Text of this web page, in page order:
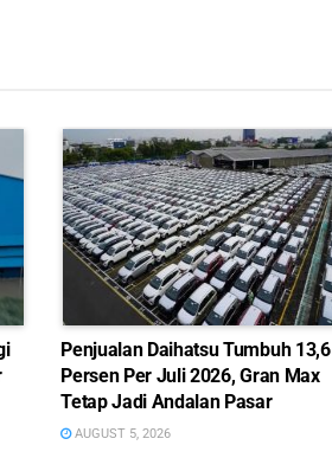
Penjualan Daihatsu Tumbuh 13,6
Persen Per Juli 2026, Gran Max
Tetap Jadi Andalan Pasar
AUGUST 5, 2026